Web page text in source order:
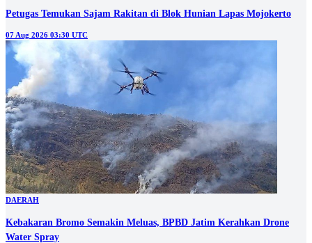
Petugas Temukan Sajam Rakitan di Blok Hunian Lapas Mojokerto
07 Aug 2026 03:30 UTC
DAERAH
Kebakaran Bromo Semakin Meluas, BPBD Jatim Kerahkan Drone
Water Spray